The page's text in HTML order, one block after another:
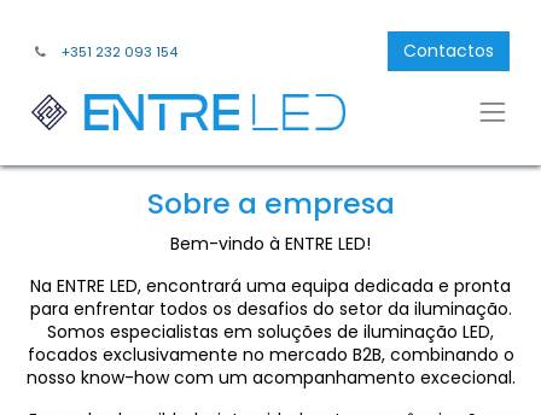
+351 232 093 154 Contactos
Sobre a empresa
Bem-vindo à ENTRE LED!
Na ENTRE LED, encontrará uma equipa dedicada e pronta
para enfrentar todos os desafios do setor da iluminação.
Somos especialistas em soluções de iluminação LED,
focados exclusivamente no mercado B2B, combinando o
nosso know-how com um acompanhamento excecional.